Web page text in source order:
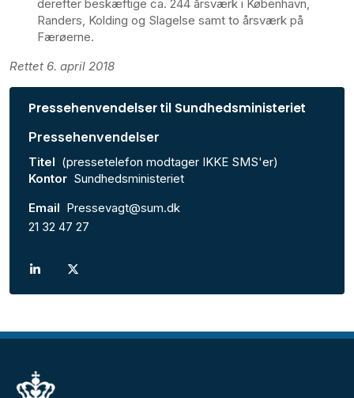
derefter beskæftige ca. 244 årsværk i København,
Randers, Kolding og Slagelse samt to årsværk på
Færøerne.
Rettet 6. april 2018
Pressehenvendelser til Sundhedsministeriet
Pressehenvendelser
Titel (pressetelefon modtager IKKE SMS'er)
Kontor Sundhedsministeriet
Email Pressevagt@sum.dk
21 32 47 27